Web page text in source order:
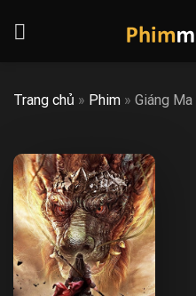
Trang chủ » Phim » Giáng